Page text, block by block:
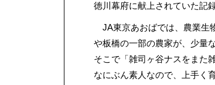
徳川幕府に献上されていた記
JA東京あおばでは、農業生
や板橋の一部の農家が、少量
そこで「雑司ヶ谷ナスをまた
なにぶん素人なので、上手く